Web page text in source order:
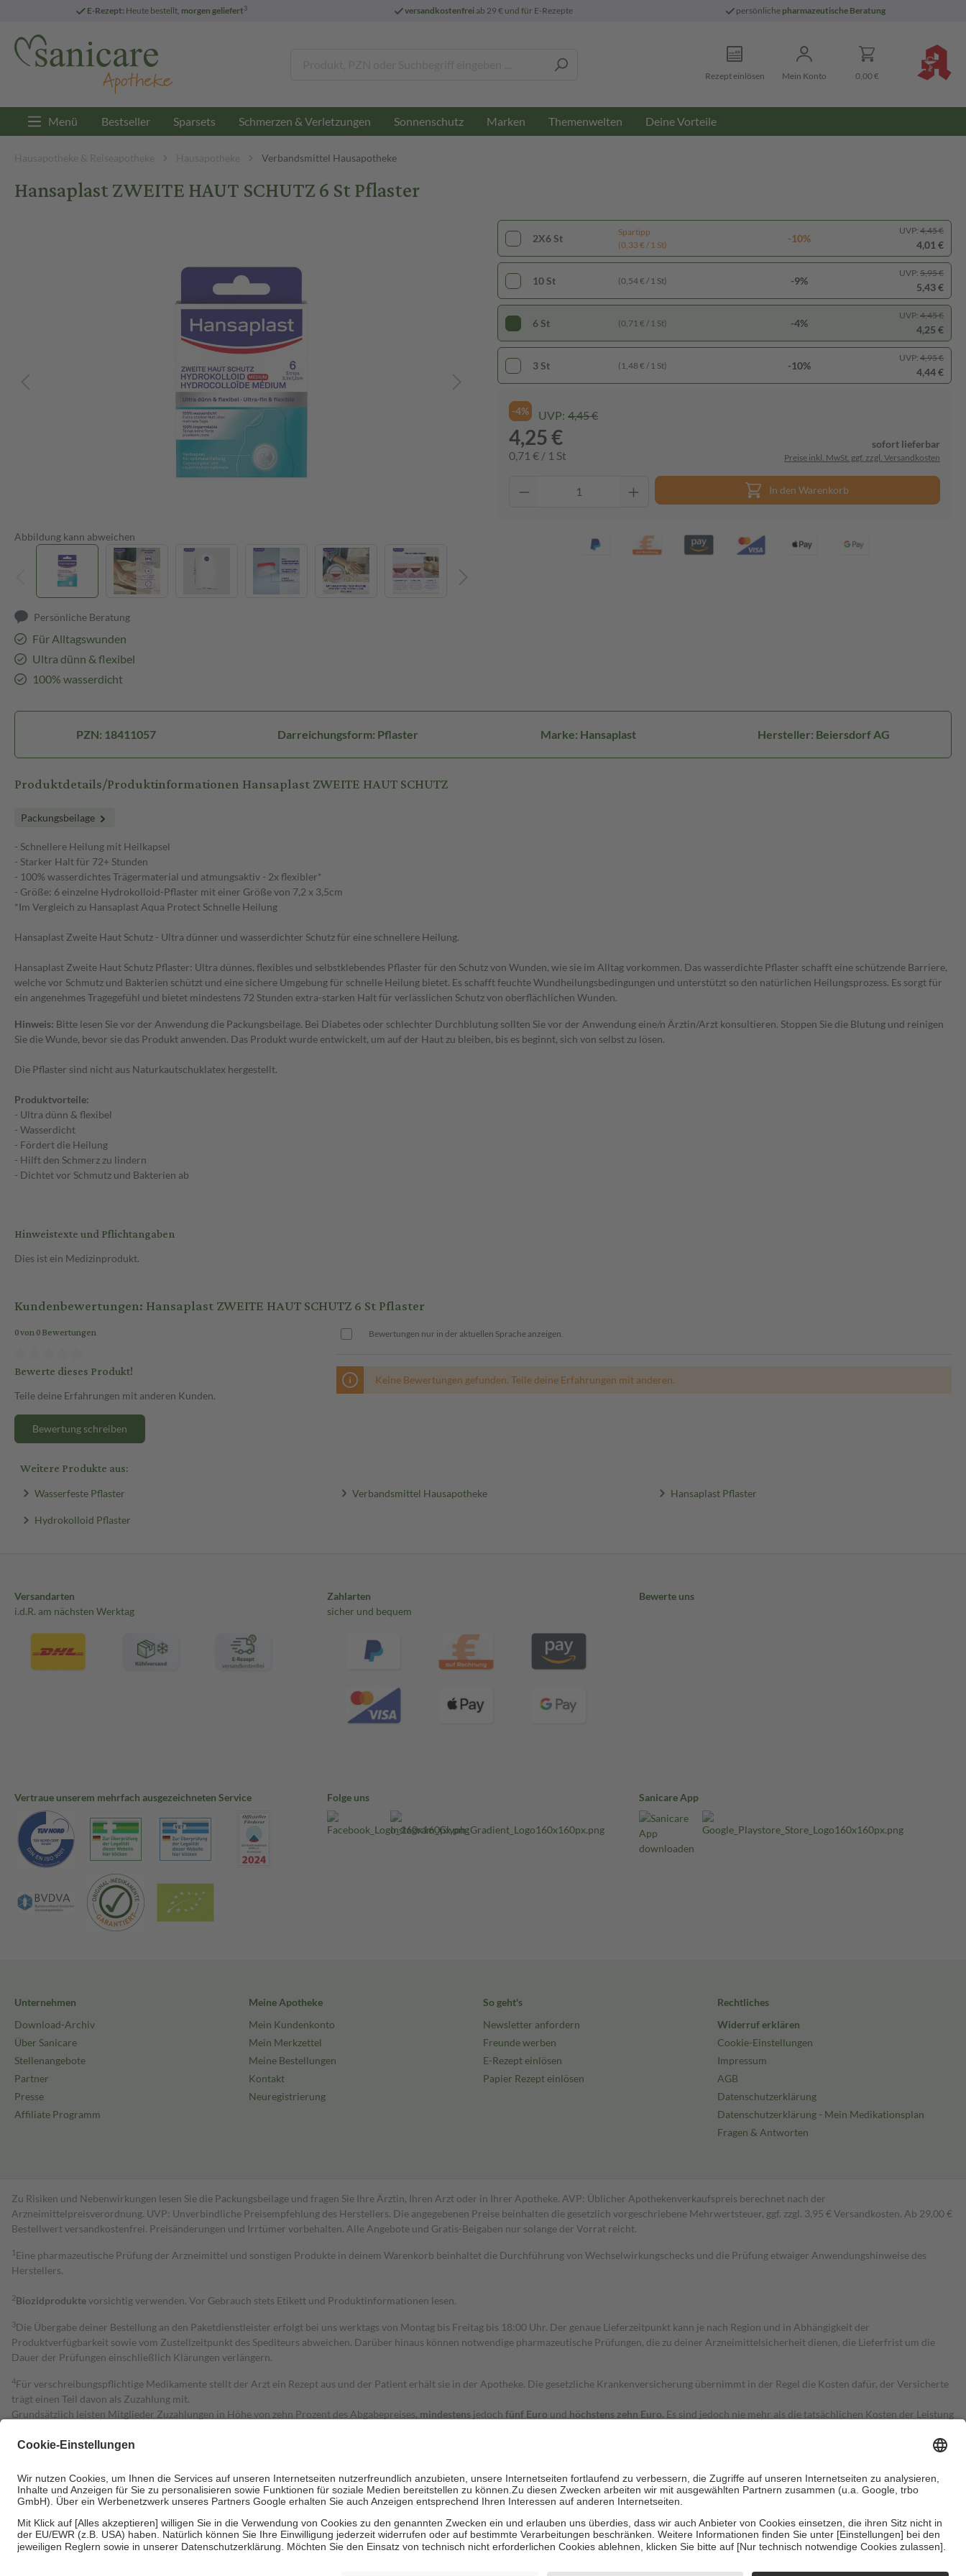
E-Rezept: Heute bestellt, morgen geliefert3 versandkostenfreiab 29 € und für E-Rezepte persönliche pharmazeutische Beratung
Rezept einlösen Mein Konto 0,00 €
Menü Bestseller Sparsets Schmerzen & Verletzungen Sonnenschutz Marken Themenwelten Deine Vorteile
Hausapotheke & Reiseapotheke Hausapotheke Verbandsmittel Hausapotheke
Hansaplast ZWEITE HAUT SCHUTZ 6 St Pflaster
Abbildung kann abweichen
Persönliche Beratung
Für Alltagswunden
Ultra dünn & flexibel
100% wasserdicht
2X6 St
Spartipp
(0,33 € / 1 St)
-10%
UVP: 4,45 €
4,01 €
10 St (0,54 € / 1 St) -9%
UVP: 5,95 €
5,43 €
6 St (0,71 € / 1 St) -4%
UVP: 4,45 €
4,25 €
3 St (1,48 € / 1 St) -10%
UVP: 4,95 €
4,44 €
-4% UVP: 4,45 €
4,25 €
0,71 € / 1 St
sofort lieferbar
Preise inkl. MwSt. ggf. zzgl. Versandkosten
In den Warenkorb
PZN: 18411057 Darreichungsform: Pflaster Marke: Hansaplast Hersteller: Beiersdorf AG
Produktdetails/Produktinformationen Hansaplast ZWEITE HAUT SCHUTZ
Packungsbeilage
- Schnellere Heilung mit Heilkapsel
- Starker Halt für 72+ Stunden
- 100% wasserdichtes Trägermaterial und atmungsaktiv - 2x flexibler*
- Größe: 6 einzelne Hydrokolloid-Pflaster mit einer Größe von 7,2 x 3,5cm
*Im Vergleich zu Hansaplast Aqua Protect Schnelle Heilung
Hansaplast Zweite Haut Schutz - Ultra dünner und wasserdichter Schutz für eine schnellere Heilung.
Hansaplast Zweite Haut Schutz Pflaster: Ultra dünnes, flexibles und selbstklebendes Pflaster für den Schutz von Wunden, wie sie im Alltag vorkommen. Das wasserdichte Pflaster schafft eine schützende Barriere,
welche vor Schmutz und Bakterien schützt und eine sichere Umgebung für schnelle Heilung bietet. Es schafft feuchte Wundheilungsbedingungen und unterstützt so den natürlichen Heilungsprozess. Es sorgt für
ein angenehmes Tragegefühl und bietet mindestens 72 Stunden extra-starken Halt für verlässlichen Schutz von oberflächlichen Wunden.
Hinweis: Bitte lesen Sie vor der Anwendung die Packungsbeilage. Bei Diabetes oder schlechter Durchblutung sollten Sie vor der Anwendung eine/n Ärztin/Arzt konsultieren. Stoppen Sie die Blutung und reinigen
Sie die Wunde, bevor sie das Produkt anwenden. Das Produkt wurde entwickelt, um auf der Haut zu bleiben, bis es beginnt, sich von selbst zu lösen.
Die Pflaster sind nicht aus Naturkautschuklatex hergestellt.
Produktvorteile:
- Ultra dünn & flexibel
- Wasserdicht
- Fördert die Heilung
- Hilft den Schmerz zu lindern
- Dichtet vor Schmutz und Bakterien ab
Hinweistexte und Pflichtangaben
Dies ist ein Medizinprodukt.
Kundenbewertungen: Hansaplast ZWEITE HAUT SCHUTZ 6 St Pflaster
0 von 0 Bewertungen
Bewerte dieses Produkt!
Teile deine Erfahrungen mit anderen Kunden.
Bewertung schreiben
Bewertungen nur in der aktuellen Sprache anzeigen.
Keine Bewertungen gefunden. Teile deine Erfahrungen mit anderen.
Weitere Produkte aus:
Wasserfeste Pflaster Verbandsmittel Hausapotheke Hansaplast Pflaster
Hydrokolloid Pflaster
Versandarten
i.d.R. am nächsten Werktag
Zahlarten
sicher und bequem
Bewerte uns
Vertraue unserem mehrfach ausgezeichneten Service Folge uns Sanicare App
Unternehmen
Download-Archiv
Über Sanicare
Stellenangebote
Partner
Presse
Affiliate Programm
Meine Apotheke
Mein Kundenkonto
Mein Merkzettel
Meine Bestellungen
Kontakt
Neuregistrierung
So geht's
Newsletter anfordern
Freunde werben
E-Rezept einlösen
Papier Rezept einlösen
Rechtliches
Widerruf erklären
Cookie-Einstellungen
Impressum
AGB
Datenschutzerklärung
Datenschutzerklärung - Mein Medikationsplan
Fragen & Antworten
Zu Risiken und Nebenwirkungen lesen Sie die Packungsbeilage und fragen Sie Ihre Ärztin, Ihren Arzt oder in Ihrer Apotheke. AVP: Üblicher Apothekenverkaufspreis berechnet nach der
Arzneimittelpreisverordnung. UVP: Unverbindliche Preisempfehlung des Herstellers. Die angegebenen Preise beinhalten die gesetzlich vorgeschriebene Mehrwertsteuer, ggf. zzgl. 3,95 € Versandkosten. Ab 29,00 €
Bestell­wert versand­kosten­frei. Preisänderungen und Irrtümer vorbehalten. Alle Angebote und Gratis-Beigaben nur solange der Vorrat reicht.
1 Eine pharmazeutische Prüfung der Arzneimittel und sonstigen Produkte in deinem Warenkorb beinhaltet die Durchführung von Wechselwirkungschecks und die Prüfung etwaiger Anwendungshinweise des
Herstellers.
2Biozidproduktevorsichtig verwenden. Vor Gebrauch stets Etikett und Produktinformationen lesen.
3Die Übergabe deiner Bestellung an den Paketdienstleister erfolgt bei uns werktags von Montag bis Freitag bis 18:00 Uhr. Der genaue Lieferzeitpunkt kann je nach Region und in Abhängigkeit der
Produktverfügbarkeit sowie vom Zustellzeitpunkt des Spediteurs abweichen. Darüber hinaus können notwendige pharmazeutische Prüfungen, die zu deiner Arzneimittelsicherheit dienen, die Lieferfrist um die
Dauer der Prüfungen einschließlich Klärungen verlängern.
4Für verschreibungspflichtige Medikamente stellt der Arzt ein Rezept aus und der Patient erhält sie in der Apotheke. Die gesetzliche Krankenversicherung übernimmt in der Regel die Kosten dafür, der Versicherte
trägt einen Teil davon als Zuzahlung mit.
Grundsätzlich leisten Mitglieder Zuzahlungen in Höhe von zehn Prozent des Abgabepreises, mindestens jedoch fünf Euro und höchstens zehn Euro. Es sind jedoch nie mehr als die tatsächlichen Kosten der Leistung
Diese Regeln gelten grundsätzlich auch für Online-Apotheken.
Um das Engagement der Versicherten für ihre eigene Gesundheit zu stärken und die besondere Stellung der Familie zu unterstützen, fallenkeine Zuzahlungen an bei:
• Kindern und Jugendlichen bis zum vollendeten 18. Lebensjahr mit Ausnahme der Fahrkosten
• Untersuchungen zur Vorsorge und Früherkennung, die von der GKV getragen werden
• empfohlenen Schutzimpfungen
• Harn- und Blutteststreifen